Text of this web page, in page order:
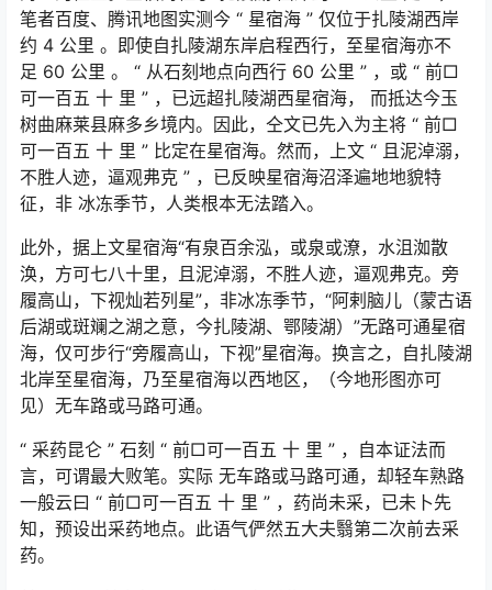
笔者百度、腾讯地图实测今 “ 星宿海 ” 仅位于扎陵湖西岸
约 4 公里 。即使自扎陵湖东岸启程西行，至星宿海亦不
足 60 公里 。 “ 从石刻地点向西行 60 公里 ” ，或 “ 前□
可一百五 十 里 ” ，已远超扎陵湖西星宿海， 而抵达今玉
树曲麻莱县麻多乡境内。因此，仝文已先入为主将 “ 前□
可一百五 十 里 ” 比定在星宿海。然而，上文 “ 且泥淖溺，
不胜人迹，逼观弗克 ” ，已反映星宿海沼泽遍地地貌特
征，非 冰冻季节，人类根本无法踏入。
此外，据上文星宿海“有泉百余泓，或泉或潦，水沮洳散
涣，方可七八十里，且泥淖溺，不胜人迹，逼观弗克。旁
履高山，下视灿若列星”，非冰冻季节，“阿剌脑儿（蒙古语
后湖或斑斓之湖之意，今扎陵湖、鄂陵湖）”无路可通星宿
海，仅可步行“旁履高山，下视”星宿海。换言之，自扎陵湖
北岸至星宿海，乃至星宿海以西地区，（今地形图亦可
见）无车路或马路可通。
“ 采药昆仑 ” 石刻 “ 前□可一百五 十 里 ” ，自本证法而
言，可谓最大败笔。实际 无车路或马路可通，却轻车熟路
一般云曰 “ 前□可一百五 十 里 ” ，药尚未采，已未卜先
知，预设出采药地点。此语气俨然五大夫翳第二次前去采
药。